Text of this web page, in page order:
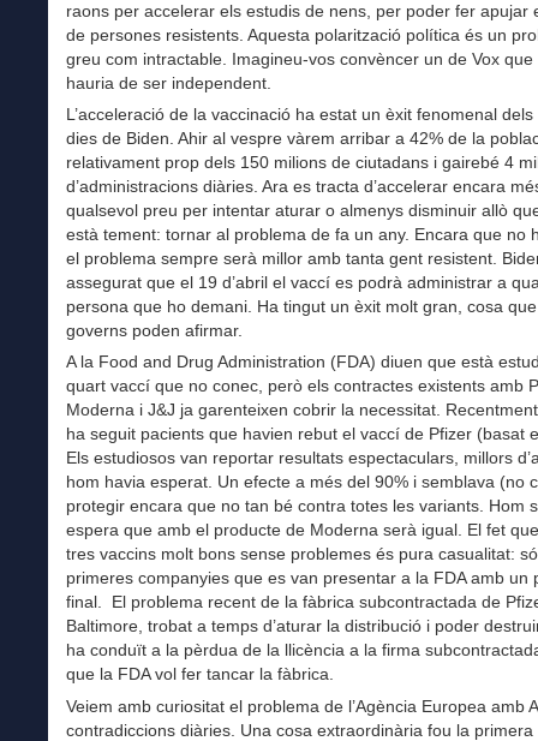
raons per accelerar els estudis de nens, per poder fer apujar
de persones resistents. Aquesta polarització política és un
greu com intractable. Imagineu-vos convèncer un de Vox que
hauria de ser independent.
L’acceleració de la vaccinació ha estat un èxit fenomenal
dies de Biden. Ahir al vespre vàrem arribar a 42% de la
relativament prop dels 150 milions de ciutadans i gairebé 4
d’administracions diàries. Ara es tracta d’accelerar encara
qualsevol preu per intentar aturar o almenys disminuir allò
està tement: tornar al problema de fa un any. Encara que no
el problema sempre serà millor amb tanta gent resistent.
assegurat que el 19 d’abril el vaccí es podrà administrar a
persona que ho demani. Ha tingut un èxit molt gran, cosa
governs poden afirmar.
A la Food and Drug Administration (FDA) diuen que està
quart vaccí que no conec, però els contractes existents amb
Moderna i J&J ja garenteixen cobrir la necessitat.
ha seguit pacients que havien rebut el vaccí de Pfizer (basat
Els estudiosos van reportar resultats espectaculars, millors
hom havia esperat. Un efecte a més del 90% i semblava (no
protegir encara que no tan bé contra totes les variants. Hom
espera que amb el producte de Moderna serà igual. El fet
tres vaccins molt bons sense problemes és pura casualitat:
primeres companyies que es van presentar a la FDA amb un
final. El problema recent de la fàbrica subcontractada de
Baltimore, trobat a temps d’aturar la distribució i poder
ha conduït a la pèrdua de la llicència a la firma
que la FDA vol fer tancar la fàbrica.
Veiem amb curiositat el problema de l’Agència Europea amb
contradiccions diàries. Una cosa extraordinària fou la primera